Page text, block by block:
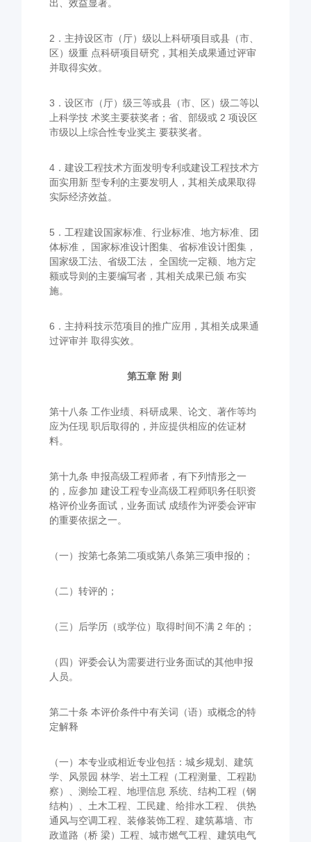
出、效益显著。
2．主持设区市（厅）级以上科研项目或县（市、
区）级重 点科研项目研究，其相关成果通过评审
并取得实效。
3．设区市（厅）级三等或县（市、区）级二等以
上科学技 术奖主要获奖者；省、部级或 2 项设区
市级以上综合性专业奖主 要获奖者。
4．建设工程技术方面发明专利或建设工程技术方
面实用新 型专利的主要发明人，其相关成果取得
实际经济效益。
5．工程建设国家标准、行业标准、地方标准、团
体标准， 国家标准设计图集、省标准设计图集，
国家级工法、省级工法， 全国统一定额、地方定
额或导则的主要编写者，其相关成果已颁 布实
施。
6．主持科技示范项目的推广应用，其相关成果通
过评审并 取得实效。
第五章 附 则
第十八条 工作业绩、科研成果、论文、著作等均
应为任现 职后取得的，并应提供相应的佐证材
料。
第十九条 申报高级工程师者，有下列情形之一
的，应参加 建设工程专业高级工程师职务任职资
格评价业务面试，业务面试 成绩作为评委会评审
的重要依据之一。
（一）按第七条第二项或第八条第三项申报的；
（二）转评的；
（三）后学历（或学位）取得时间不满 2 年的；
（四）评委会认为需要进行业务面试的其他申报
人员。
第二十条 本评价条件中有关词（语）或概念的特
定解释
（一）本专业或相近专业包括：城乡规划、建筑
学、风景园 林学、岩土工程（工程测量、工程勘
察）、测绘工程、地理信息 系统、结构工程（钢
结构）、土木工程、工民建、给排水工程、 供热
通风与空调工程、装修装饰工程、建筑幕墙、市
政道路（桥 梁）工程、城市燃气工程、建筑电气